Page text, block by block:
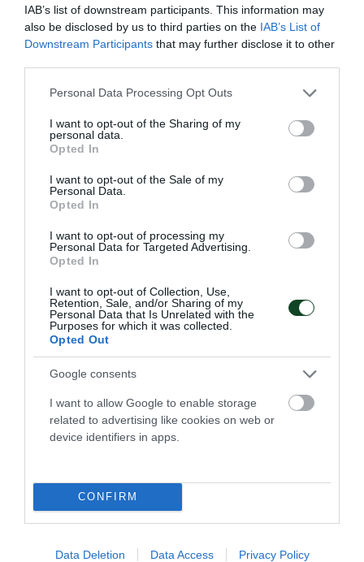
IAB’s list of downstream participants. This information may
also be disclosed by us to third parties on the IAB’s List of
Downstream Participants that may further disclose it to other
Please note that this website/app uses one or more Google
not limited to your visit or usage behaviour. You may click to
grant or deny consent to Google and its third-party tags to
use your data for below specified purposes in below Google
consent section.
Personal Data Processing Opt Outs
I want to opt-out of the Sharing of my
personal data.
Opted In
I want to opt-out of the Sale of my
Personal Data.
Opted In
I want to opt-out of processing my
Personal Data for Targeted Advertising.
Opted In
I want to opt-out of Collection, Use,
Retention, Sale, and/or Sharing of my
Personal Data that Is Unrelated with the
Purposes for which it was collected.
Opted Out
Google consents
I want to allow Google to enable storage
related to advertising like cookies on web or
device identifiers in apps.
CONFIRM
Data Deletion Data Access Privacy Policy
Φουλάρει για την πέμπτη θέση η
Εθνική Νεανίδων
Η Εθνική ομάδα μπάσκετ Νεανίδων νίκησε τη Βουλγαρία
και θα παίξει για την πέμπτη θέση στο EuroBasket Β'
κατηγορίας έχοντας δύο παίκτριες του Παναθηναϊκού στη
σύνθεσή της.
08.08.2026 ΑΚΑΔΗΜΙΑ ΚΑΛΑΘΟΣΦΑΙΡΙΣΗΣ